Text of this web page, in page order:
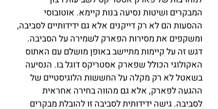
המבקרים ושיטות נסיעה בנות קיימא. אוטובוסי
ההסעות הם לא רק דייקנים אלא גם ידידותיים לסביבה,
ומשקפים את מסירות הפארק לשמירה על הסביבה.
דגש זה על קיימות מתיישב באופן מושלם עם האתוס
האקולוגי הכולל שפארק אסטריקס דוגל בו. הנסיעה
בשאטל לא רק מקלה על החששות הלוגיסטיים של
ההגעה לפארק, אלא גם מהווה בחירה אחראית
לסביבה. גישה ידידותית לסביבה זו להובלת מבקרים